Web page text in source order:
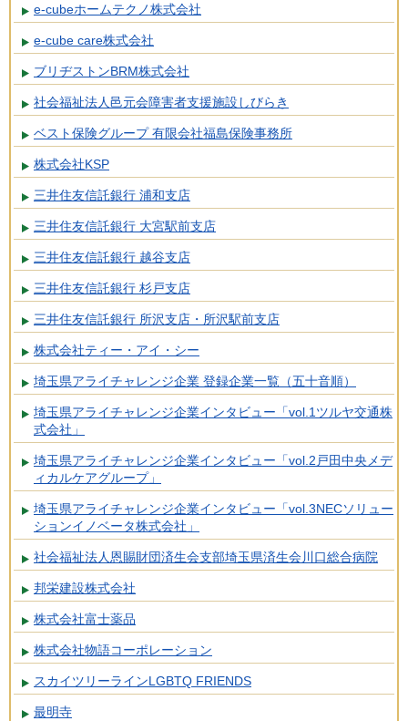
e-cubeホームテクノ株式会社
e-cube care株式会社
ブリヂストンBRM株式会社
社会福祉法人邑元会障害者支援施設しびらき
ベスト保険グループ 有限会社福島保険事務所
株式会社KSP
三井住友信託銀行 浦和支店
三井住友信託銀行 大宮駅前支店
三井住友信託銀行 越谷支店
三井住友信託銀行 杉戸支店
三井住友信託銀行 所沢支店・所沢駅前支店
株式会社ティー・アイ・シー
埼玉県アライチャレンジ企業 登録企業一覧（五十音順）
埼玉県アライチャレンジ企業インタビュー「vol.1ツルヤ交通株
式会社」
埼玉県アライチャレンジ企業インタビュー「vol.2戸田中央メデ
ィカルケアグループ」
埼玉県アライチャレンジ企業インタビュー「vol.3NECソリュー
ションイノベータ株式会社」
社会福祉法人恩賜財団済生会支部埼玉県済生会川口総合病院
邦栄建設株式会社
株式会社富士薬品
株式会社物語コーポレーション
スカイツリーラインLGBTQ FRIENDS
最明寺